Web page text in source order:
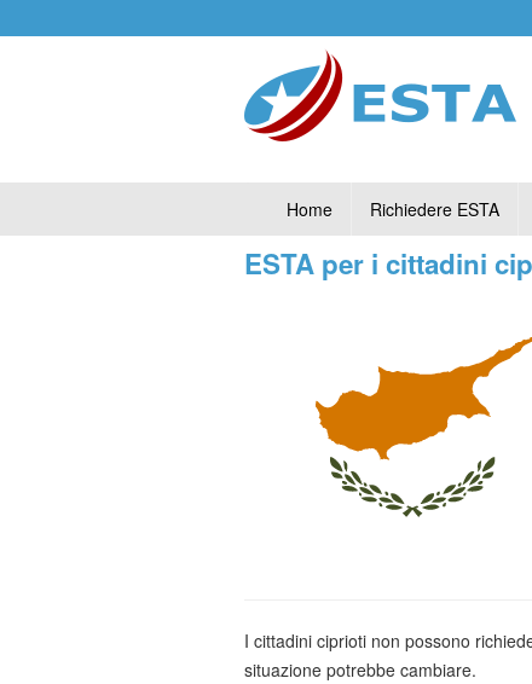
Home Richiedere ESTA
ESTA per i cittadini
I cittadini ciprioti non possono
situazione potrebbe cambiare.